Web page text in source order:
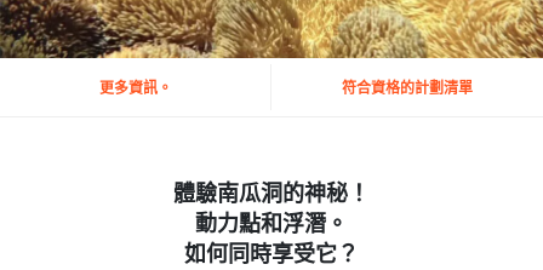
更多資訊。 符合資格的計劃清單
體驗南瓜洞的神秘！
動力點和浮潛。
如何同時享受它？